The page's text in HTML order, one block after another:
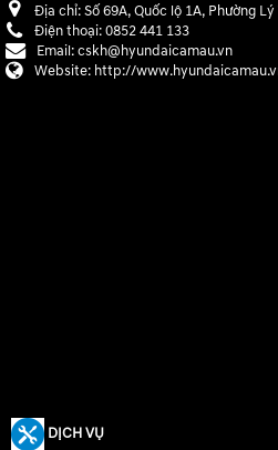
Địa chỉ:Số 69A, Quốc lộ 1A, Phường
Điện thoại:0852 441 133
Email:cskh@hyundaicamau.vn
Website: http://
DỊCH VỤ